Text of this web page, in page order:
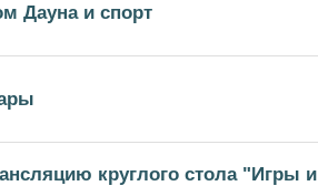
Дауна и спорт
круглого стола "Игры и